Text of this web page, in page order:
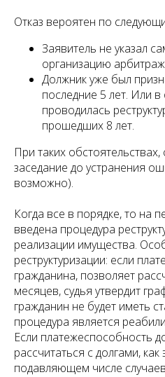
Отказ вероятен по
Заявитель не указал
организацию
Должник уже был
последние 5 лет. Или
проводилась
прошедших 8 лет.
При таких
заседание до устранения
возможно).
Когда все в порядке, то на
введена процедура
реализации имущества.
реструктуризации: если
гражданина, позволяет
месяцев, судья утвердит
гражданин не будет иметь
процедура является
Если платежеспособность
рассчитаться с долгами,
подавляющем числе